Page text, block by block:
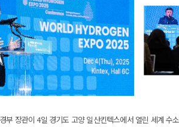
부 장관이 4일 경기도 고양 일산킨텍스에서 열린 세계